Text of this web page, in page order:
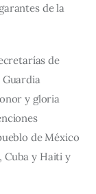
de la
de
Guardia
y gloria
de México
Cuba y Haiti y